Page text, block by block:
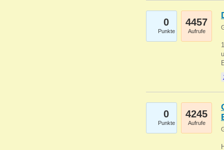
0
Punkte
4457
Aufrufe
0
Punkte
4245
Aufrufe